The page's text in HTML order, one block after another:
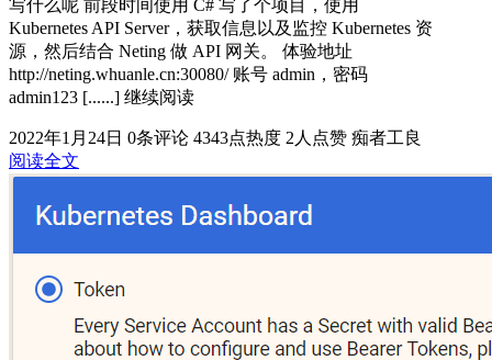
写什么呢 前段时间使用 C# 写了个项目，使用
Kubernetes API Server，获取信息以及监控 Kubernetes 资
源，然后结合 Neting 做 API 网关。 体验地址
http://neting.whuanle.cn:30080/ 账号 admin，密码
admin123 [......] 继续阅读
2022年1月24日 0条评论 4343点热度 2人点赞 痴者工良
阅读全文